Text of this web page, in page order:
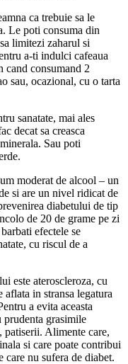
ca trebuie sa le
Le poti consuma din
limitezi zaharul si
a-ti indulci cafeaua
cand consumand 2
sau, ocazional, cu o tarta
sanatate, mai ales
decat sa creasca
Sau poti
moderat de alcool – un
si are un nivel ridicat de
diabetului de tip
de 20 de grame pe zi
efectele se
cu riscul de a
este ateroscleroza, cu
in stransa legatura
a evita aceasta
prudenta grasimile
patiserii. Alimente care,
si care poate contribui
care nu sufera de diabet.